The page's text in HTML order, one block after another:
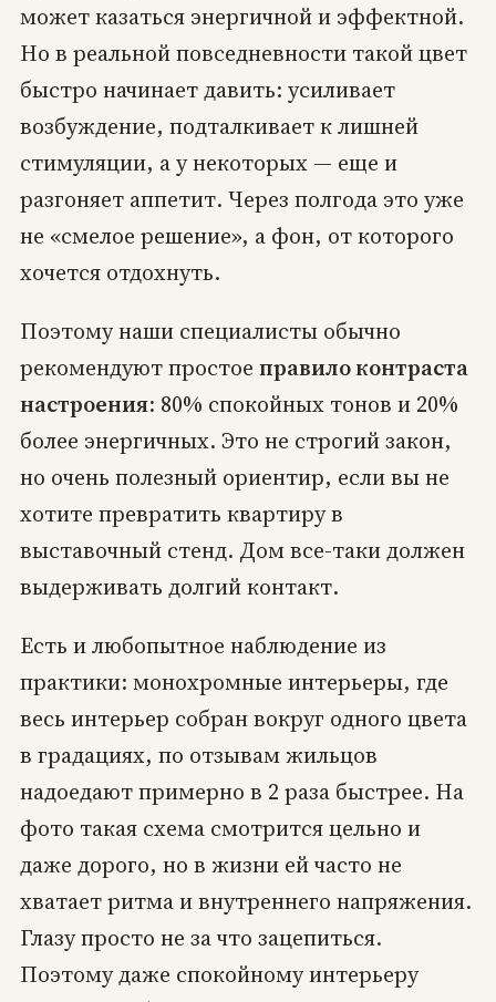
может казаться энергичной и эффектной.
Но в реальной повседневности такой цвет
быстро начинает давить: усиливает
возбуждение, подталкивает к лишней
стимуляции, а у некоторых — еще и
разгоняет аппетит. Через полгода это уже
не «смелое решение», а фон, от которого
хочется отдохнуть.
Поэтому наши специалисты обычно
рекомендуют простое правило контраста
настроения: 80% спокойных тонов и 20%
более энергичных. Это не строгий закон,
но очень полезный ориентир, если вы не
хотите превратить квартиру в
выставочный стенд. Дом все-таки должен
выдерживать долгий контакт.
Есть и любопытное наблюдение из
практики: монохромные интерьеры, где
весь интерьер собран вокруг одного цвета
в градациях, по отзывам жильцов
надоедают примерно в 2 раза быстрее. На
фото такая схема смотрится цельно и
даже дорого, но в жизни ей часто не
хватает ритма и внутреннего напряжения.
Глазу просто не за что зацепиться.
Поэтому даже спокойному интерьеру